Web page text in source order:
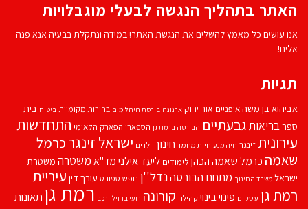
האתר בתהליך הנגשה לבעלי מוגבלויות
אנו עושים כל מאמץ להשלים את הנגשת האתר! במידה ונתקלת בבעיה אנא פנה
אלינו!
תגיות
אביהוא בן משהאופניים אור ירוק ארנונה בורסת היהלומים בחירות מקומיות ביטוח בית
ספרבריאותגבעתיים הבורסה ברמת גן הספארי הפארק הלאומי התחדשות
עירוניתזינגר חיה מנע חיות מחמד חינוך ילדים ישראל זינגרכרמל
שאמה כרמל שאמה הכהן לימודים ליעד אילנימד''אמשטרה משטרת
ישראל משרד החינוך מתחם הבורסהנדל''ן נופש ספורט עורך דין עיריית
רמת גן עסקים פינוי בינוי קהילה קורונה רועי ברזילי רכב רמת גן תאונות